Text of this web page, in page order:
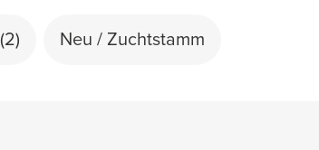
(2) Neu / Zuchtstamm